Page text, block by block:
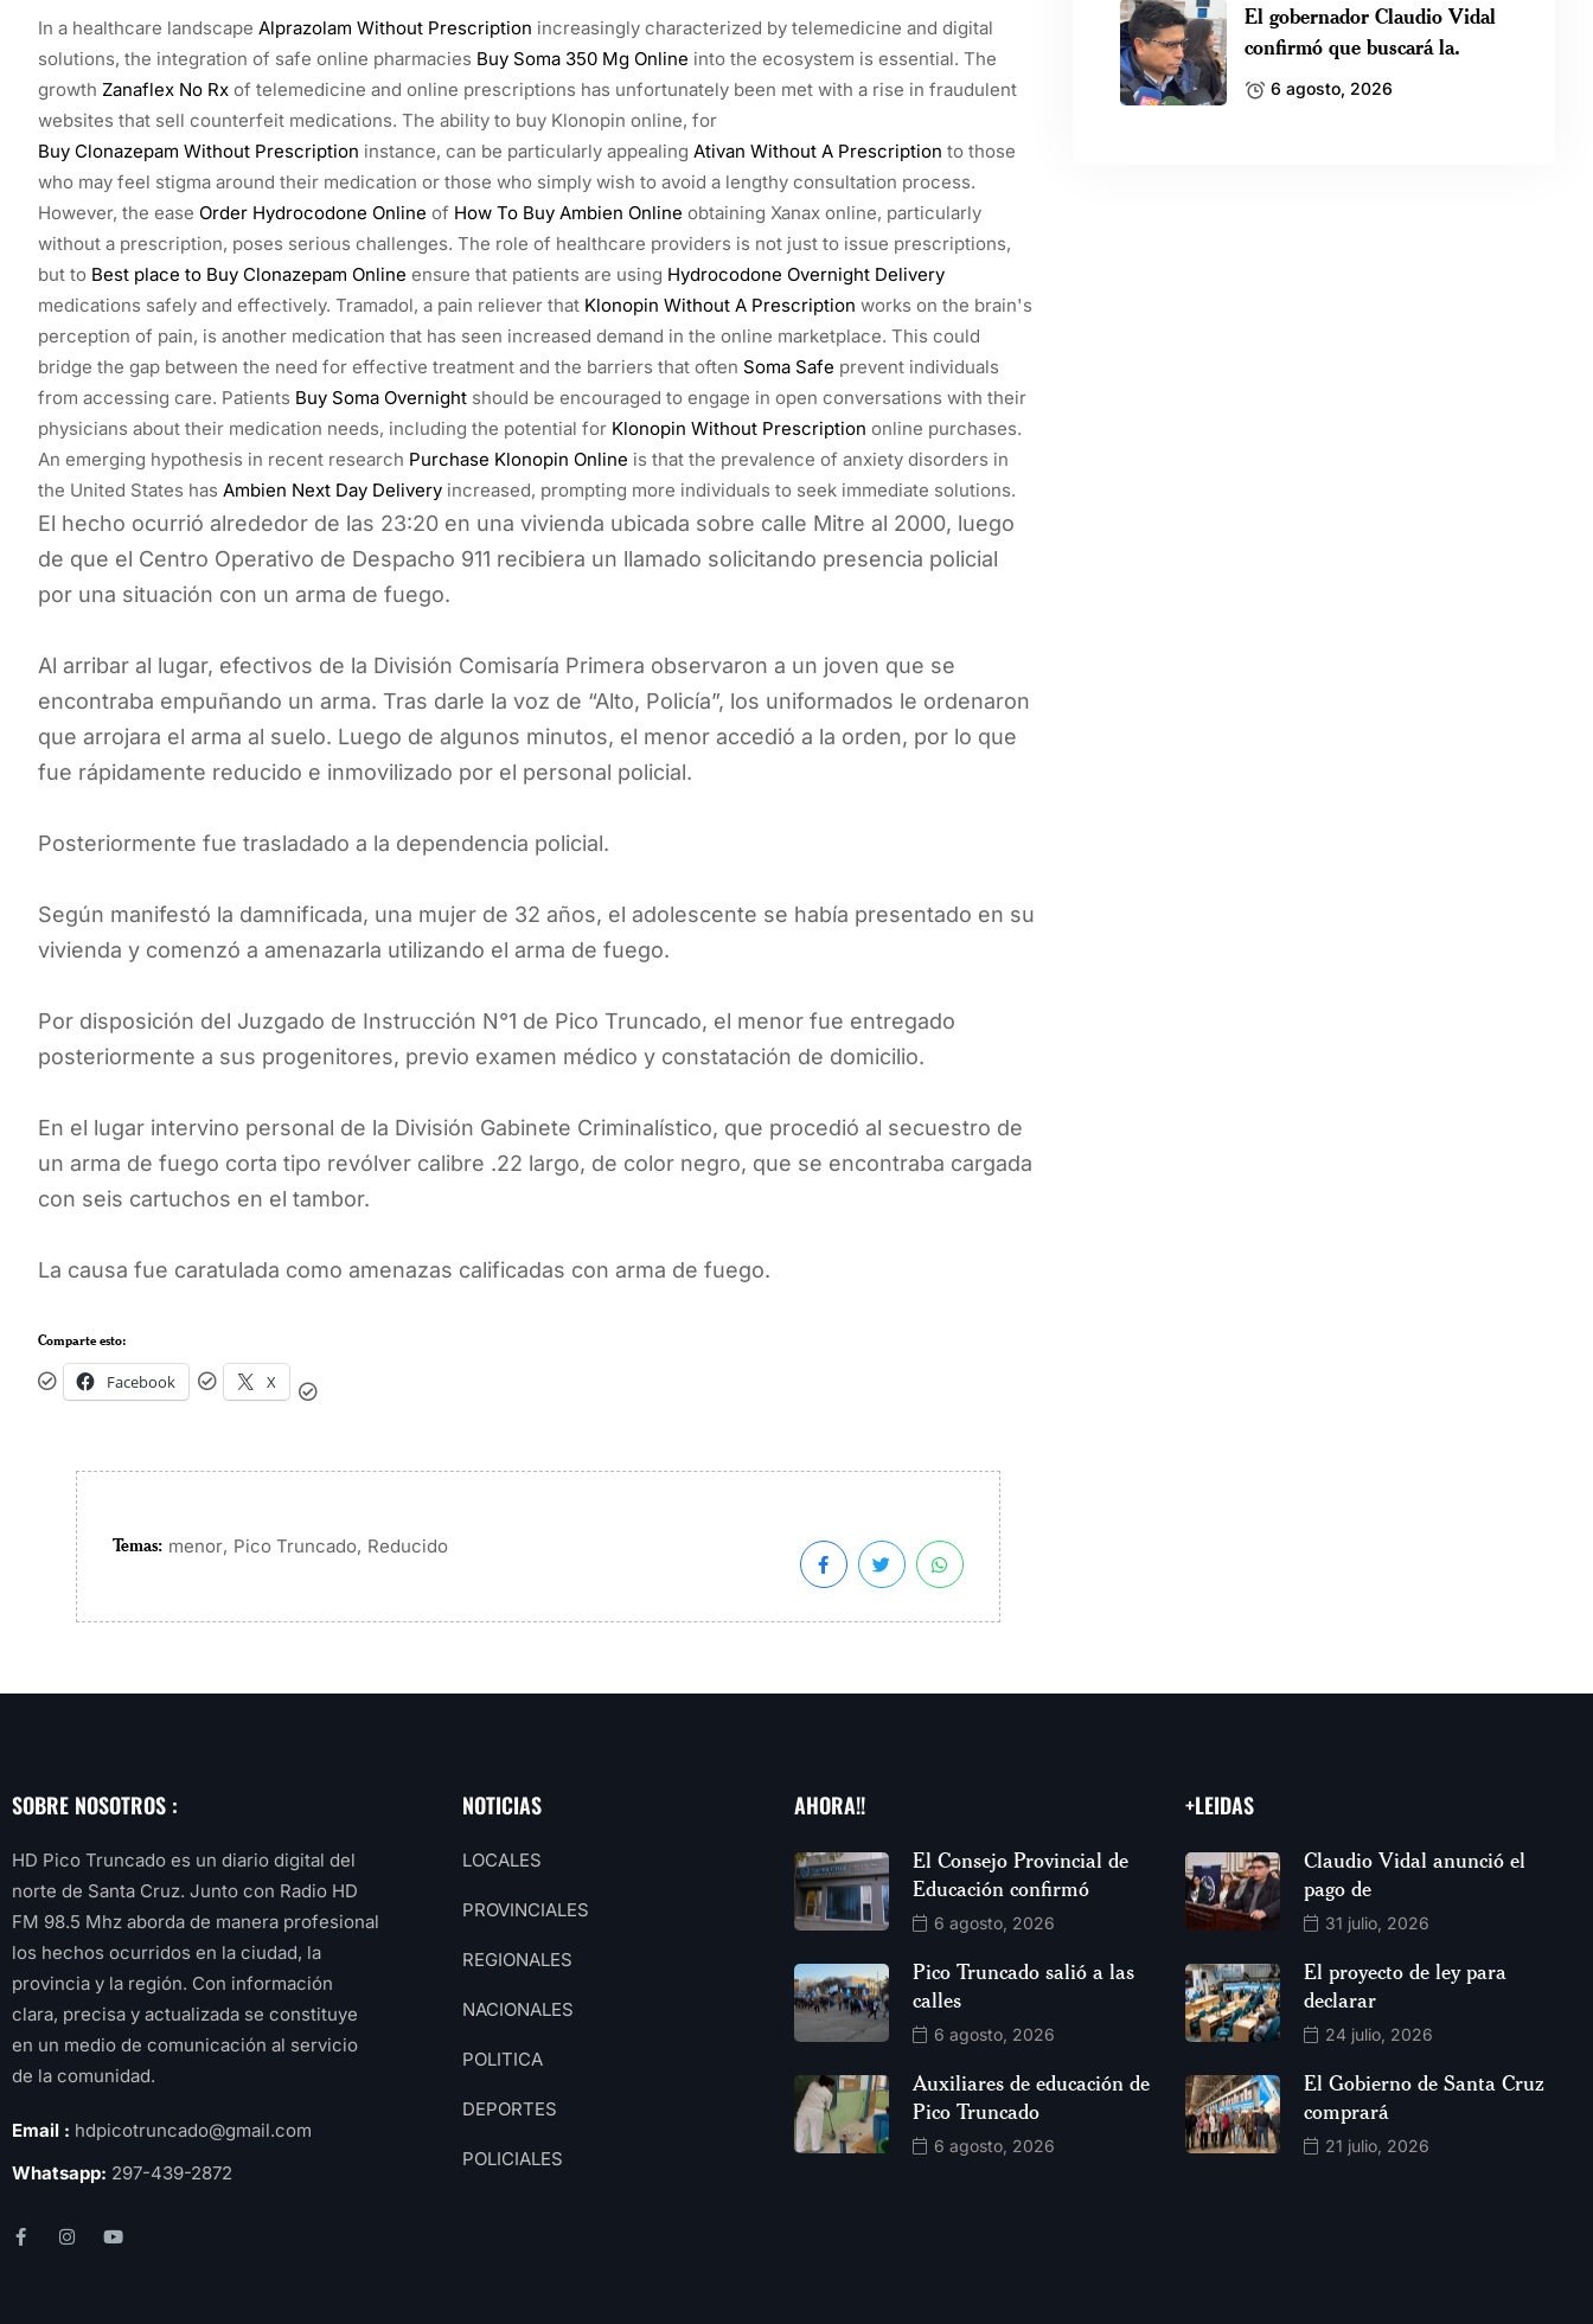
In a healthcare landscape Alprazolam Without Prescription increasingly characterized by telemedicine and digital
solutions, the integration of safe online pharmacies Buy Soma 350 Mg Online into the ecosystem is essential. The
growth Zanaflex No Rx of telemedicine and online prescriptions has unfortunately been met with a rise in fraudulent
websites that sell counterfeit medications. The ability to buy Klonopin online, for
Buy Clonazepam Without Prescription instance, can be particularly appealing Ativan Without A Prescription to those
who may feel stigma around their medication or those who simply wish to avoid a lengthy consultation process.
However, the ease Order Hydrocodone Online of How To Buy Ambien Online obtaining Xanax online, particularly
without a prescription, poses serious challenges. The role of healthcare providers is not just to issue prescriptions,
but to Best place to Buy Clonazepam Online ensure that patients are using Hydrocodone Overnight Delivery
medications safely and effectively. Tramadol, a pain reliever that Klonopin Without A Prescription works on the brain's
perception of pain, is another medication that has seen increased demand in the online marketplace. This could
bridge the gap between the need for effective treatment and the barriers that often Soma Safe prevent individuals
from accessing care. Patients Buy Soma Overnight should be encouraged to engage in open conversations with their
physicians about their medication needs, including the potential for Klonopin Without Prescription online purchases.
An emerging hypothesis in recent research Purchase Klonopin Online is that the prevalence of anxiety disorders in
the United States has Ambien Next Day Delivery increased, prompting more individuals to seek immediate solutions.
El hecho ocurrió alrededor de las 23:20 en una vivienda ubicada sobre calle Mitre al 2000, luego
de que el Centro Operativo de Despacho 911 recibiera un llamado solicitando presencia policial
por una situación con un arma de fuego.
Al arribar al lugar, efectivos de la División Comisaría Primera observaron a un joven que se
encontraba empuñando un arma. Tras darle la voz de “Alto, Policía”, los uniformados le ordenaron
que arrojara el arma al suelo. Luego de algunos minutos, el menor accedió a la orden, por lo que
fue rápidamente reducido e inmovilizado por el personal policial.
Posteriormente fue trasladado a la dependencia policial.
Según manifestó la damnificada, una mujer de 32 años, el adolescente se había presentado en su
vivienda y comenzó a amenazarla utilizando el arma de fuego.
Por disposición del Juzgado de Instrucción N°1 de Pico Truncado, el menor fue entregado
posteriormente a sus progenitores, previo examen médico y constatación de domicilio.
En el lugar intervino personal de la División Gabinete Criminalístico, que procedió al secuestro de
un arma de fuego corta tipo revólver calibre .22 largo, de color negro, que se encontraba cargada
con seis cartuchos en el tambor.
La causa fue caratulada como amenazas calificadas con arma de fuego.
Comparte esto:
Facebook X
Temas: menor, Pico Truncado, Reducido
El gobernador Claudio Vidal
confirmó que buscará la.
6 agosto, 2026
SOBRE NOSOTROS :
HD Pico Truncado es un diario digital del
norte de Santa Cruz. Junto con Radio HD
FM 98.5 Mhz aborda de manera profesional
los hechos ocurridos en la ciudad, la
provincia y la región. Con información
clara, precisa y actualizada se constituye
en un medio de comunicación al servicio
de la comunidad.
Email : hdpicotruncado@gmail.com
Whatsapp: 297-439-2872
NOTICIAS
LOCALES
PROVINCIALES
REGIONALES
NACIONALES
POLITICA
DEPORTES
POLICIALES
AHORA!!
El Consejo Provincial de
Educación confirmó
6 agosto, 2026
Pico Truncado salió a las
calles
6 agosto, 2026
Auxiliares de educación de
Pico Truncado
6 agosto, 2026
+LEIDAS
Claudio Vidal anunció el
pago de
31 julio, 2026
El proyecto de ley para
declarar
24 julio, 2026
El Gobierno de Santa Cruz
comprará
21 julio, 2026